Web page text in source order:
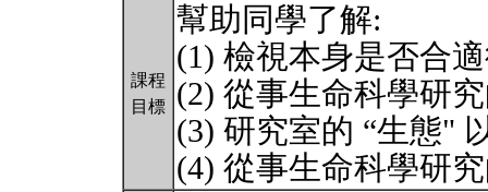
課程
目標
幫助同學了解:
(1) 檢視本身是否合
(2) 從事生命科學研
(3) 研究室的 “生態"
(4) 從事生命科學研